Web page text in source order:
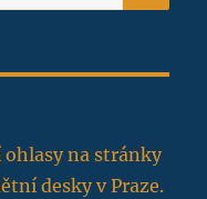
na stránky
desky v Praze.